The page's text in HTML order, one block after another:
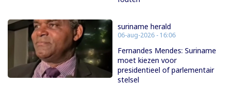
suriname herald
06-aug-2026 - 16:06
Fernandes Mendes: Suriname
moet kiezen voor
presidentieel of parlementair
stelsel